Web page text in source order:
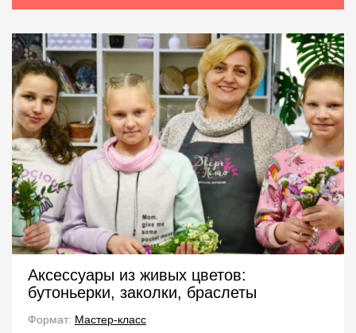
Аксессуары из живых цветов:
бутоньерки, заколки, браслеты
Формат: Мастер-класс